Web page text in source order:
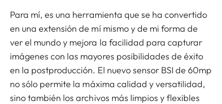
Para mí, es una herramienta que se ha convertido
en una extensión de mí mismo y de mi forma de
ver el mundo y mejora la facilidad para capturar
imágenes con las mayores posibilidades de éxito
en la postproducción. El nuevo sensor BSI de 60mp
no sólo permite la máxima calidad y versatilidad,
sino también los archivos más limpios y flexibles